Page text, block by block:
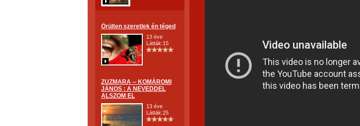
Örülten szeretlek én téged
13 éve
Látták:15
ZUZMARA -- KOMÁROMI
JÁNOS : A NEVEDDEL
ALSZOM EL
13 éve
Látták:25